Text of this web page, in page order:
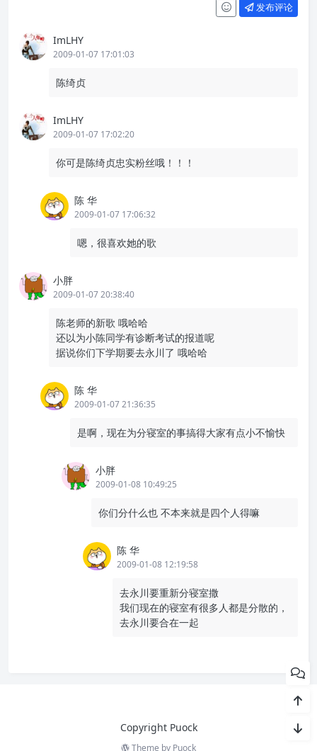
发布评论
ImLHY
2009-01-07 17:01:03
陈绮贞
ImLHY
2009-01-07 17:02:20
你可是陈绮贞忠实粉丝哦！！！
陈 华
2009-01-07 17:06:32
嗯，很喜欢她的歌
小胖
2009-01-07 20:38:40
陈老师的新歌 哦哈哈
还以为小陈同学有诊断考试的报道呢
据说你们下学期要去永川了 哦哈哈
陈 华
2009-01-07 21:36:35
是啊，现在为分寝室的事搞得大家有点小不愉快
小胖
2009-01-08 10:49:25
你们分什么也 不本来就是四个人得嘛
陈 华
2009-01-08 12:19:58
去永川要重新分寝室撒
我们现在的寝室有很多人都是分散的，
去永川要合在一起
Copyright Puock
Theme by Puock